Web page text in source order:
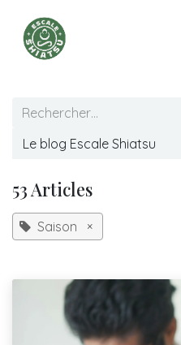
Le blog Escale Shiatsu
53 Articles
Saison ×